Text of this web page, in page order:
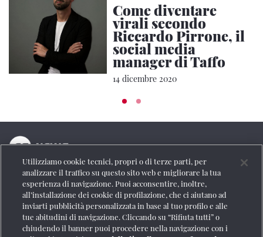
Come diventare
virali secondo
Riccardo Pirrone, il
social media
manager di Taffo
14 dicembre 2020
La testata online del Gruppo FS Italiane
Social
Utilizziamo cookie tecnici, propri o di terze parti, per
analizzare il traffico su questo sito web e migliorare la tua
esperienza di navigazione. Puoi acconsentire, inoltre,
all’installazione dei cookie di profilazione, che ci aiutano ad
inviarti pubblicità personalizzata in base al tuo profilo e alle
tue abitudini di navigazione. Cliccando su “Rifiuta tutti” o
chiudendo il banner puoi procedere nella navigazione con i